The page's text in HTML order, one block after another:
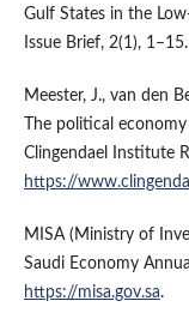
Gulf States in the
Issue Brief, 2(1), 1–15.
Meester, J., van den
The political
Clingendael Institute
https://
MISA (Ministry of
Saudi Economy
https://misa.gov.sa.